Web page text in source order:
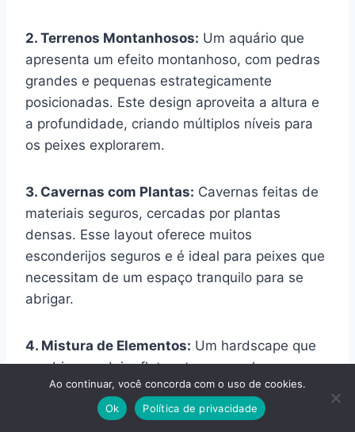
2. Terrenos Montanhosos: Um aquário que
apresenta um efeito montanhoso, com pedras
grandes e pequenas estrategicamente
posicionadas. Este design aproveita a altura e
a profundidade, criando múltiplos níveis para
os peixes explorarem.
3. Cavernas com Plantas: Cavernas feitas de
materiais seguros, cercadas por plantas
densas. Esse layout oferece muitos
esconderijos seguros e é ideal para peixes que
necessitam de um espaço tranquilo para se
abrigar.
4. Mistura de Elementos: Um hardscape que
combina madeira flutuante com rochas e
substratos variados. Essa mistura cria um
ambiente visualmente interessante e permite
Ao continuar, você concorda com o uso de cookies.
Ok
Política de privacidade